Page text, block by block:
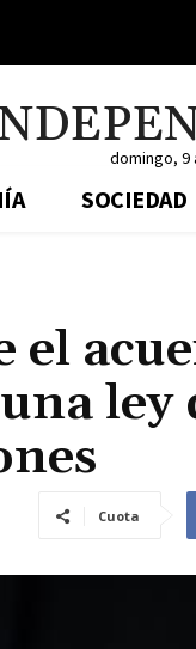
domingo, 9
SOCIEDAD
ley
Cuota